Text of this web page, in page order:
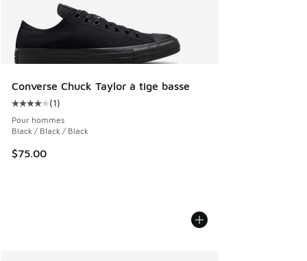
Converse Chuck Taylor à tige basse
Cote moyenne du client - [4 sur 5 étoiles], 1 commentaires
(1)
Pour hommes
Black / Black / Black
$75.00